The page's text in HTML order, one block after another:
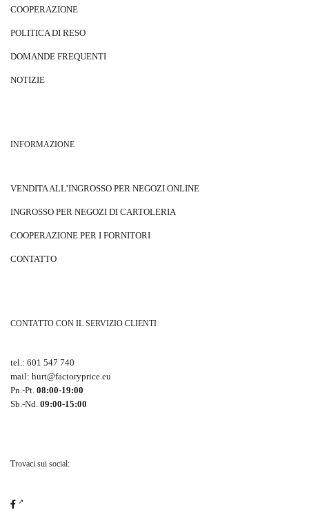
COOPERAZIONE
POLITICA DI RESO
DOMANDE FREQUENTI
NOTIZIE
INFORMAZIONE
VENDITA ALL’INGROSSO PER NEGOZI ONLINE
INGROSSO PER NEGOZI DI CARTOLERIA
COOPERAZIONE PER I FORNITORI
CONTATTO
CONTATTO CON IL SERVIZIO CLIENTI
tel.: 601 547 740
mail: hurt@factoryprice.eu
Pn.-Pt. 08:00-19:00
Sb.-Nd. 09:00-15:00
Trovaci sui social: